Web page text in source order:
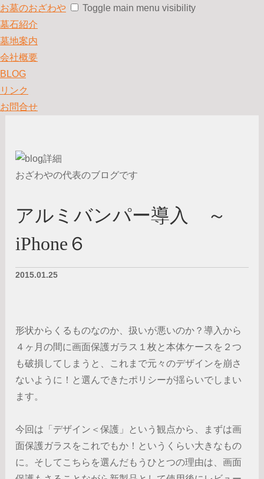
お墓のおざわや
Toggle main menu visibility
墓石紹介
墓地案内
会社概要
BLOG
リンク
お問合せ
おざわやの代表のブログです
アルミバンパー導入 ～
iPhone６
2015.01.25
形状からくるものなのか、扱いが悪いのか？導入から
４ヶ月の間に画面保護ガラス１枚と本体ケースを２つ
も破損してしまうと、これまで元々のデザインを崩さ
ないように！と選んできたポリシーが揺らいでしまい
ます。
今回は「デザイン＜保護」という観点から、まずは画
面保護ガラスをこれでもか！というくらい大きなもの
に。そしてこちらを選んだもうひとつの理由は、画面